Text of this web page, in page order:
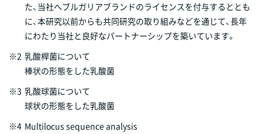
た、当社へブルガリアブランドのライセンスを付与するととも
に、本研究以前からも共同研究の取り組みなどを通じて、長年
にわたり当社と良好なパートナーシップを築いています。
※2 乳酸桿菌について
棒状の形態をした乳酸菌
※3 乳酸球菌について
球状の形態をした乳酸菌
※4 Multilocus sequence analysis